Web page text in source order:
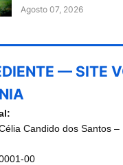
Agosto 07, 2026
— SITE
Candido dos Santos –
00